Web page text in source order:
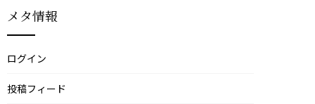
メタ情報
ログイン
投稿フィード